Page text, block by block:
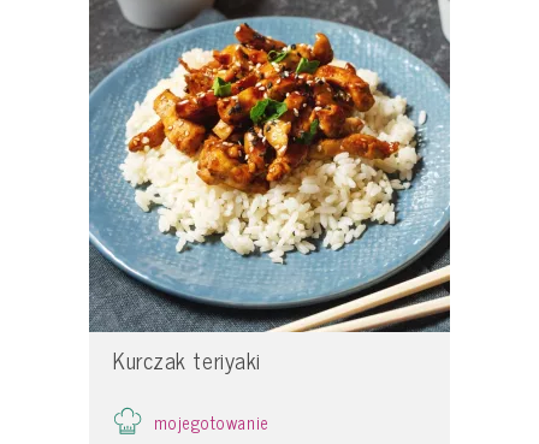
Kurczak teriyaki
mojegotowanie